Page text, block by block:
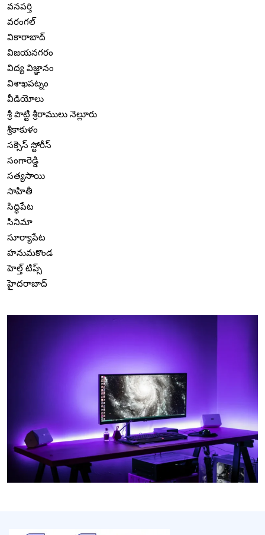
వనపర్తి
వరంగల్
వికారాబాద్
విజయనగరం
విద్య విజ్ఞానం
విశాఖపట్నం
వీడియోలు
శ్రీ పొట్టి శ్రీరాములు నెల్లూరు
శ్రీకాకుళం
సక్సెస్ స్టోరీస్
సంగారెడ్డి
సత్యసాయి
సాహితీ
సిద్ధిపేట
సినిమా
సూర్యాపేట
హనుమకొండ
హెల్త్ టిప్స్
హైదరాబాద్